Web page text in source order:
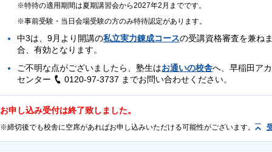
特待の適用期間は夏期講習会から2027年2月までです。
事前受験・当日会場受験の方のみ特待認定があります。
中3は、9月より開講の私立実力錬成コースの受講資格審査を兼ね
合、有効となります。
ご不明な点がございましたら、塾生はお通いの校舎へ、早稲田ア
センター
0120-97-3737 までお問い合わせください。
お申し込み受付は終了致しました。
締切後でも校舎に空席があればお申し込みいただける可能性がございます。